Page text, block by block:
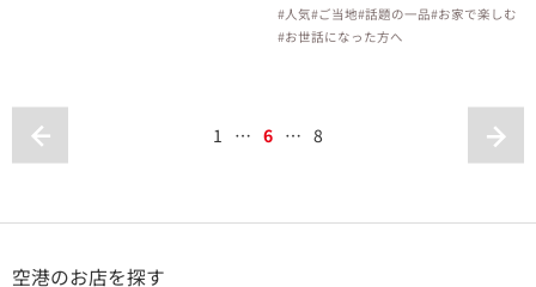
#人気#ご当地#話題の一品#お家で楽しむ
#お世話になった方へ
1 … 6 … 8
空港のお店を探す